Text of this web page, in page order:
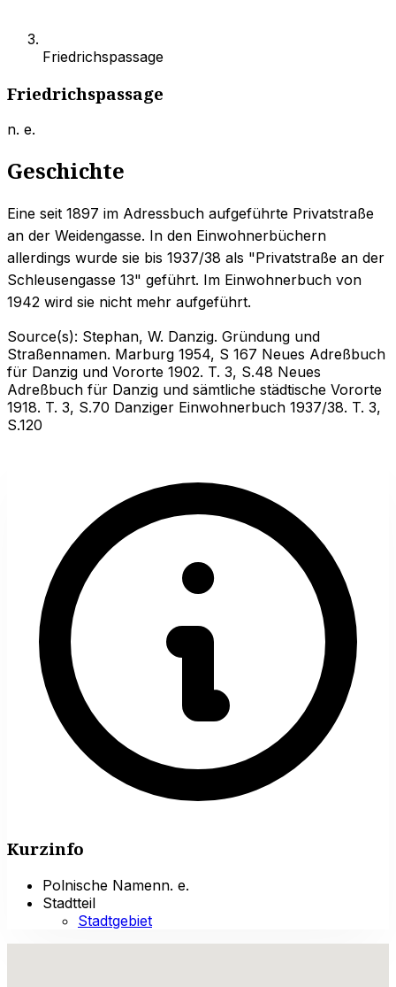
Friedrichspassage
Friedrichspassage
n. e.
Geschichte
Eine seit 1897 im Adressbuch aufgeführte Privatstraße
an der Weidengasse. In den Einwohnerbüchern
allerdings wurde sie bis 1937/38 als "Privatstraße an der
Schleusengasse 13" geführt. Im Einwohnerbuch von
1942 wird sie nicht mehr aufgeführt.
Source(s): Stephan, W. Danzig. Gründung und
Straßennamen. Marburg 1954, S 167 Neues Adreßbuch
für Danzig und Vororte 1902. T. 3, S.48 Neues
Adreßbuch für Danzig und sämtliche städtische Vororte
1918. T. 3, S.70 Danziger Einwohnerbuch 1937/38. T. 3,
S.120
Kurzinfo
Polnische Namenn. e.
Stadtteil
Stadtgebiet